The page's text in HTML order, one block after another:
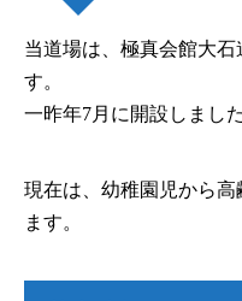
当道場は、極真会館大
す。
一昨年7月に開設しました
現在は、幼稚園児から高
ます。